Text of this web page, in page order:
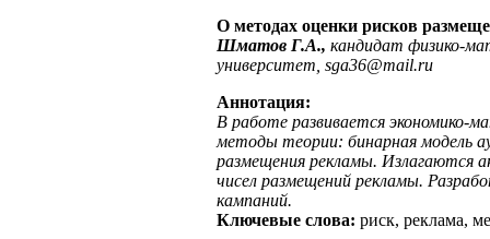
О методах оценки рисков
Шматов Г.А., кандидат физико-
университет, sga36@mail.ru
Аннотация:
В работе развивается экономико-
методы теории: бинарная модель
размещения рекламы. Излагаются
чисел размещений рекламы.
кампаний.
Ключевые слова: риск, реклама,